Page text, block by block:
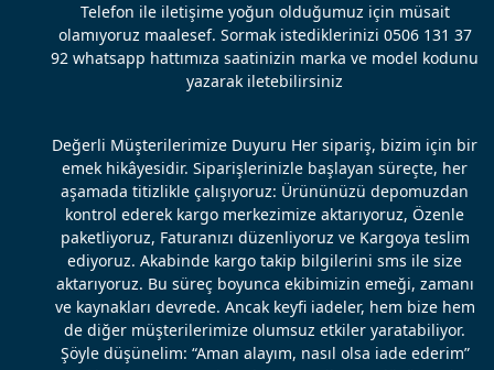
Telefon ile iletişime yoğun olduğumuz için müsait
olamıyoruz maalesef. Sormak istediklerinizi 0506 131 37
92 whatsapp hattımıza saatinizin marka ve model kodunu
yazarak iletebilirsiniz
Değerli Müşterilerimize Duyuru Her sipariş, bizim için bir
emek hikâyesidir. Siparişlerinizle başlayan süreçte, her
aşamada titizlikle çalışıyoruz: Ürününüzü depomuzdan
kontrol ederek kargo merkezimize aktarıyoruz, Özenle
paketliyoruz, Faturanızı düzenliyoruz ve Kargoya teslim
ediyoruz. Akabinde kargo takip bilgilerini sms ile size
aktarıyoruz. Bu süreç boyunca ekibimizin emeği, zamanı
ve kaynakları devrede. Ancak keyfi iadeler, hem bize hem
de diğer müşterilerimize olumsuz etkiler yaratabiliyor.
Şöyle düşünelim: “Aman alayım, nasıl olsa iade ederim”